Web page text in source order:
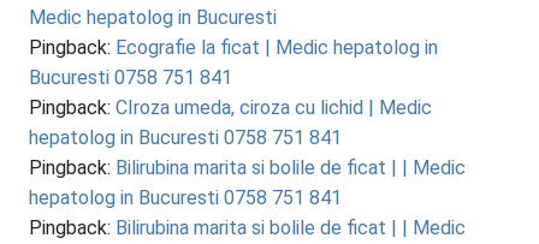
Medic hepatolog in Bucuresti
Pingback: Ecografie la ficat | Medic hepatolog in
Bucuresti 0758 751 841
Pingback: CIroza umeda, ciroza cu lichid | Medic
hepatolog in Bucuresti 0758 751 841
Pingback: Bilirubina marita si bolile de ficat | | Medic
hepatolog in Bucuresti 0758 751 841
Pingback: Bilirubina marita si bolile de ficat | | Medic